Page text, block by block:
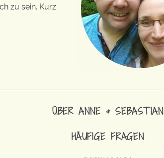
zu sein. Kurz
ÜBER ANNE & SEBASTIAN
HÄUFIGE FRAGEN